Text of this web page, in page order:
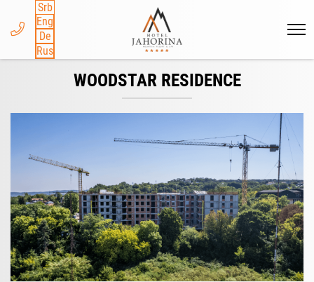
Srb
Eng
De
Rus
WOODSTAR RESIDENCE